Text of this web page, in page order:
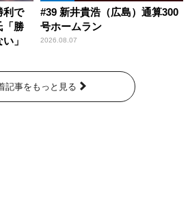
利で
「勝
」
#39 新井貴浩（広島）通算300
号ホームラン
2026.08.07
記事をもっと見る